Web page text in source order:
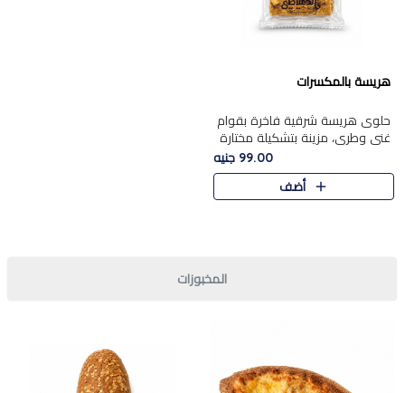
هريسة بالمكسرات
حلوى هريسة شرقية فاخرة بقوام
غني وطري، مزينة بتشكيلة مختارة
من المكسرات الفاخرة التي تضيف
قرمشة مميزة ونكهة غنية في كل
قطعة. تجمع بين المذاق..
99.00 جنيه
أضف
المخبوزات